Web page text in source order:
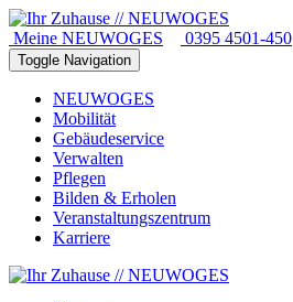
Meine NEUWOGES 0395 4501-450
Toggle Navigation
NEUWOGES
Mobilität
Gebäudeservice
Verwalten
Pflegen
Bilden & Erholen
Veranstaltungszentrum
Karriere